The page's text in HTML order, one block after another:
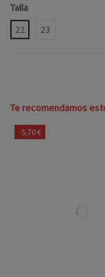
Talla
22
23
Te recomendamos
-5,70 €